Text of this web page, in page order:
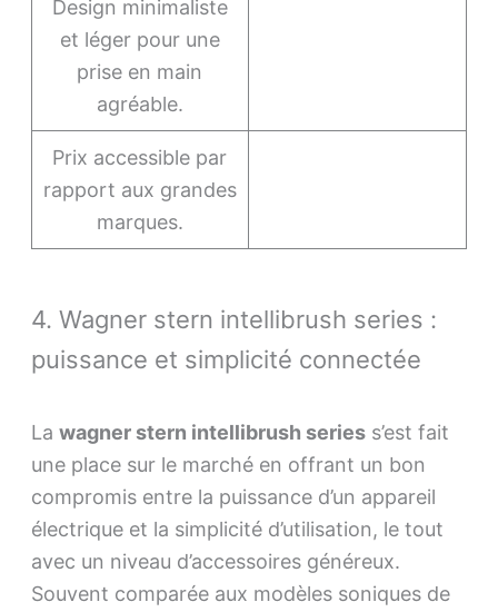
Design minimaliste
et léger pour une
prise en main
agréable.
Prix accessible par
rapport aux grandes
marques.
4. Wagner stern intellibrush series :
puissance et simplicité connectée
La wagner stern intellibrush seriess’est fait
une place sur le marché en offrant un bon
compromis entre la puissance d’un appareil
électrique et la simplicité d’utilisation, le tout
avec un niveau d’accessoires généreux.
Souvent comparée aux modèles soniques de